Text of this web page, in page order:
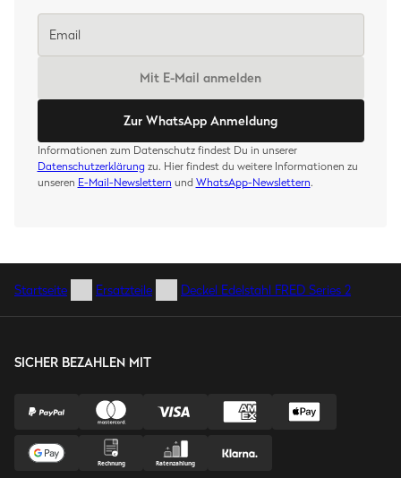
Mit E-Mail anmelden
Zur WhatsApp Anmeldung
Informationen zum Datenschutz findest Du in unserer
Datenschutzerklärung zu. Hier findest du weitere Informationen zu
unseren E-Mail-Newslettern und WhatsApp-Newslettern.
Startseite Ersatzteile Deckel Edelstahl FRED Series 2
SICHER BEZAHLEN MIT